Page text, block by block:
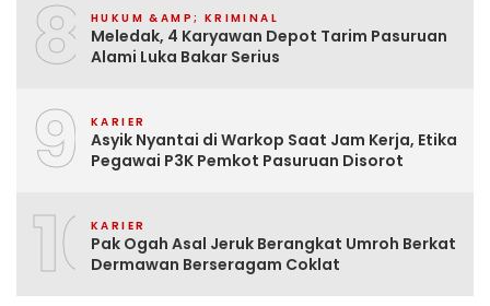
8 HUKUM &AMP; KRIMINAL
Meledak, 4 Karyawan Depot Tarim Pasuruan
Alami Luka Bakar Serius
9 KARIER
Asyik Nyantai di Warkop Saat Jam Kerja, Etika
Pegawai P3K Pemkot Pasuruan Disorot
10KARIER
Pak Ogah Asal Jeruk Berangkat Umroh Berkat
Dermawan Berseragam Coklat